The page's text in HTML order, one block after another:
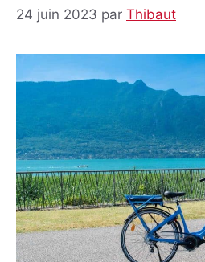
24 juin 2023 par Thibaut